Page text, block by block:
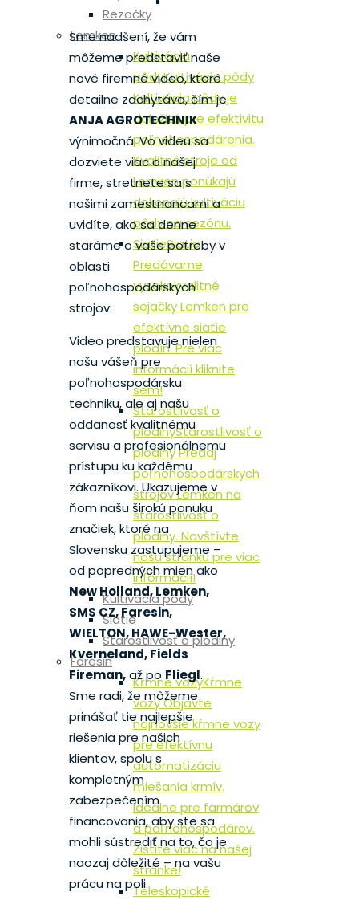
Rezačky
Lemken
Kultivácia
pôdyKultivácia pôdy
Kultivácia pôdy je
doležitá pre efektivitu
poľnohospodárenia.
Kvalitné stroje od
Lemken ponúkajú
dokonalú kultiváciu
pôdy na sezónu.
SiatieSiatie
Predávame
vysokokvalitné
sejačky Lemken pre
efektívne siatie
plodín. Pre viac
informácií kliknite
sem!
Starostlivosť o
plodinyStarostlivosť o
plodiny Predaj
poľnohospodárskych
strojov Lemken na
starostlivosť o
plodiny. Navštívte
našu stránku pre viac
informácií!
Kultivácia pôdy
Siatie
Starostlivosť o plodiny
Faresin
Kŕmne vozyKŕmne
vozy Objavte
najnovšie kŕmne vozy
pre efektívnu
automatizáciu
miešania krmív.
Ideálne pre farmárov
a poľnohospodárov.
Zistite viac na našej
stránke!
Teleskopické
Sme nadšení, že vám
môžeme predstaviť naše
nové firemné video, ktoré
detailne zachytáva, čím je
ANJA AGROTECHNIK
výnimočná. Vo videu sa
dozviete viac o našej
firme, stretnete sa s
našimi zamestnancami a
uvidíte, ako sa denne
staráme o vaše potreby v
oblasti
poľnohospodárskych
strojov.
Video predstavuje nielen
našu vášeň pre
poľnohospodársku
techniku, ale aj našu
oddanosť kvalitnému
servisu a profesionálnemu
prístupu ku každému
zákazníkovi. Ukazujeme v
ňom našu širokú ponuku
značiek, ktoré na
Slovensku zastupujeme –
od popredných mien ako
New Holland, Lemken,
SMS CZ, Faresin,
WIELTON, HAWE-Wester,
Kverneland, Fields
Fireman,až po Fliegl.
Sme radi, že môžeme
prinášať tie najlepšie
riešenia pre našich
klientov, spolu s
kompletným
zabezpečením
financovania, aby ste sa
mohli sústrediť na to, čo je
naozaj dôležité – na vašu
prácu na poli.